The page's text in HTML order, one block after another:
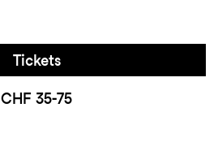
Tickets
CHF 35-75